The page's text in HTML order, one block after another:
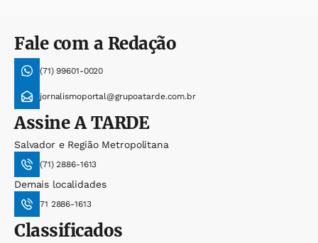
Fale com a Redação
(71) 99601-0020
jornalismoportal@grupoatarde.com.br
AssineA TARDE
Salvador e Região Metropolitana
(71) 2886-1613
Demais localidades
71 2886-1613
Classificados